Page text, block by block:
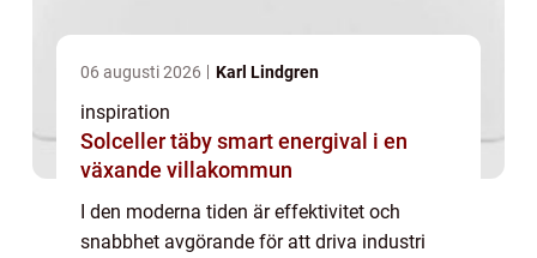
06 augusti 2026 Karl Lindgren
inspiration
Solceller täby smart energival i en
växande villakommun
I den moderna tiden är effektivitet och
snabbhet avgörande för att driva industri